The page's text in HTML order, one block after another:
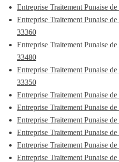
Entreprise Traitement Punaise
Entreprise Traitement Punaise
33360
Entreprise Traitement Punaise
33480
Entreprise Traitement Punaise
33350
Entreprise Traitement Punaise
Entreprise Traitement Punaise
Entreprise Traitement Punaise
Entreprise Traitement Punaise
Entreprise Traitement Punaise
Entreprise Traitement Punaise